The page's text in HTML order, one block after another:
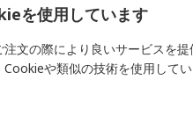
PRO
ェンダー
を使用しています
文の際により良いサービスを
や類似の技術を使用してい